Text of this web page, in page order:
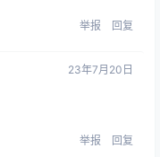
举报 回复
23年7月20日
举报 回复